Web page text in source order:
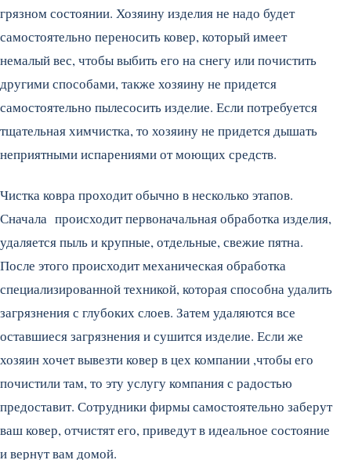
грязном состоянии. Хозяину изделия не надо будет
самостоятельно переносить ковер, который имеет
немалый вес, чтобы выбить его на снегу или почистить
другими способами, также хозяину не придется
самостоятельно пылесосить изделие. Если потребуется
тщательная химчистка, то хозяину не придется дышать
неприятными испарениями от моющих средств.
Чистка ковра проходит обычно в несколько этапов.
Сначала происходит первоначальная обработка изделия,
удаляется пыль и крупные, отдельные, свежие пятна.
После этого происходит механическая обработка
специализированной техникой, которая способна удалить
загрязнения с глубоких слоев. Затем удаляются все
оставшиеся загрязнения и сушится изделие. Если же
хозяин хочет вывезти ковер в цех компании ,чтобы его
почистили там, то эту услугу компания с радостью
предоставит. Сотрудники фирмы самостоятельно заберут
ваш ковер, отчистят его, приведут в идеальное состояние
и вернут вам домой.